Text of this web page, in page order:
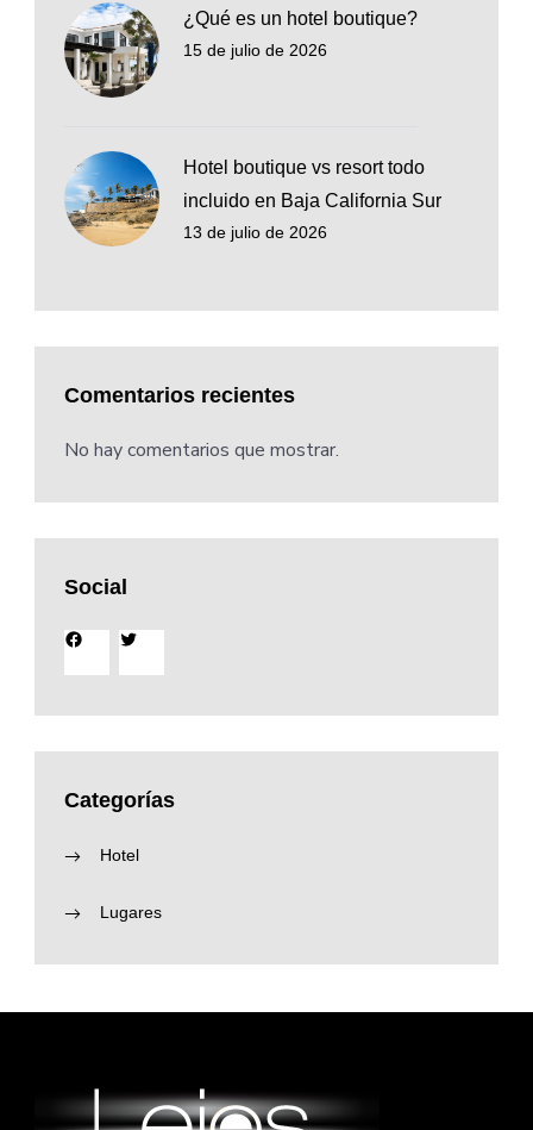
¿Qué es un hotel boutique?
15 de julio de 2026
Hotel boutique vs resort todo
incluido en Baja California Sur
13 de julio de 2026
Comentarios recientes
No hay comentarios que mostrar.
Social
FacebookTwitter
Categorías
Hotel
Lugares